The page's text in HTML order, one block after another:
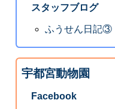
スタッフブログ
ふうせん日記③
宇都宮動物園
Facebook